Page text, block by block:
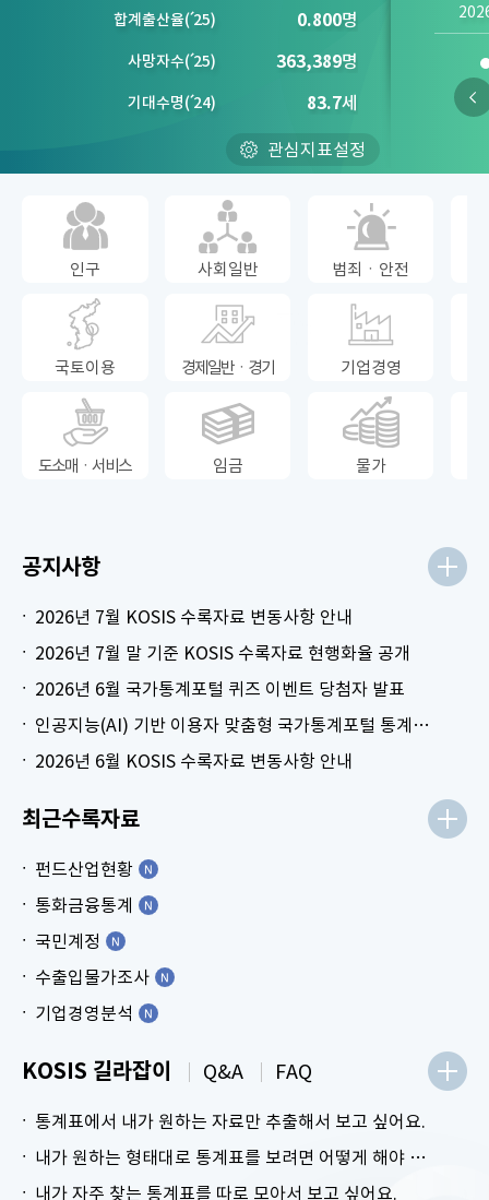
합계출산율(´25) 0.800명
사망자수(´25) 363,389명
기대수명(´24) 83.7세
관심지표설정
인구 사회일반 범죄ㆍ안전
국토이용 경제일반ㆍ경기 기업경영
도소매ㆍ서비스 임금 물가
공지사항
2026년 7월 KOSIS 수록자료 변동사항 안내
2026년 7월 말 기준 KOSIS 수록자료 현행화율 공개
2026년 6월 국가통계포털 퀴즈 이벤트 당첨자 발표
인공지능(AI) 기반 이용자 맞춤형 국가통계포털 통계표 생성 시범 서비스 안내
2026년 6월 KOSIS 수록자료 변동사항 안내
최근수록자료
펀드산업현황
통화금융통계
국민계정
수출입물가조사
기업경영분석
KOSIS 길라잡이
통계표에서 내가 원하는 자료만 추출해서 보고 싶어요.
내가 원하는 형태대로 통계표를 보려면 어떻게 해야 하나요?
내가 자주 찾는 통계표를 따로 모아서 보고 싶어요.
Q&A FAQ